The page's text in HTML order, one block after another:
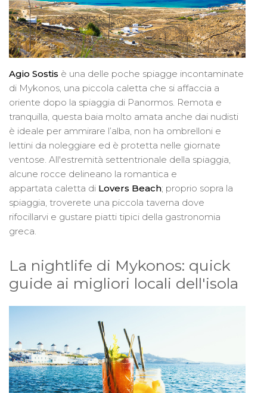
Agio Sostis è una delle poche spiagge incontaminate
di Mykonos, una piccola caletta che si affaccia a
oriente dopo la spiaggia di Panormos. Remota e
tranquilla, questa baia molto amata anche dai nudisti
è ideale per ammirare l’alba, non ha ombrelloni e
lettini da noleggiare ed è protetta nelle giornate
ventose. All'estremità settentrionale della spiaggia,
alcune rocce delineano la romantica e
appartata caletta di Lovers Beach; proprio sopra la
spiaggia, troverete una piccola taverna dove
rifocillarvi e gustare piatti tipici della gastronomia
greca.
La nightlife di Mykonos: quick
guide ai migliori locali dell'isola